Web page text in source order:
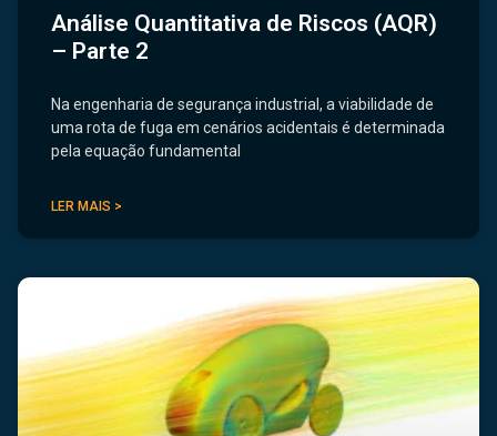
Análise Quantitativa de Riscos (AQR)
– Parte 2
Na engenharia de segurança industrial, a viabilidade de
uma rota de fuga em cenários acidentais é determinada
pela equação fundamental
LER MAIS >